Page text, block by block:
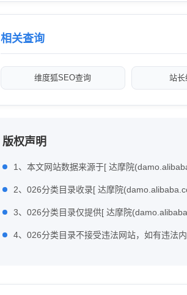
相关查询
维度狐SEO查询 站
版权声明
1、本文网站数据来源于[ 达摩院
2、026分类目录收录[ 达摩院
3、026分类目录仅提供[ 达摩院
4、026分类目录不接受违法网站，如有违法